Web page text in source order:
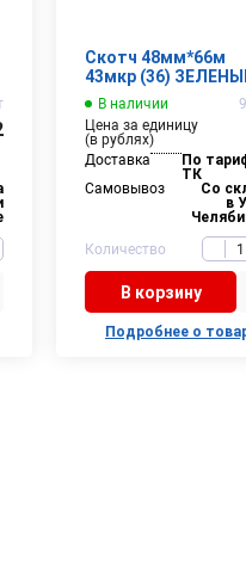
Скотч 48мм*66м
43мкр (36)
В наличии
Цена за единицу
(в рублях)
Доставка
По
ТК
Самовывоз
Со
в
Количество
В корзину
Подробнее о